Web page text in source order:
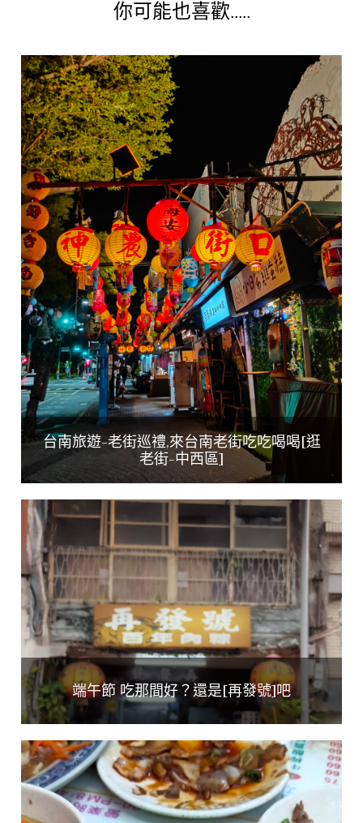
你可能也喜歡.....
台南旅遊-老街巡禮,來台南老街吃吃喝喝[逛
老街-中西區]
端午節 吃那間好？還是[再發號]吧